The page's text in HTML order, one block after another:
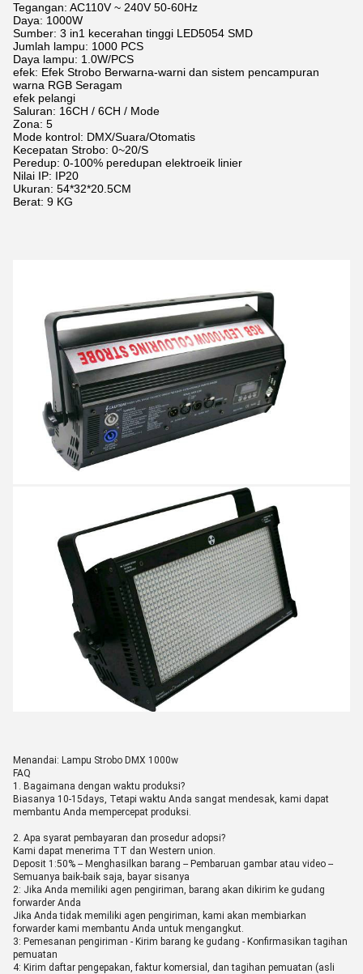
Tegangan: AC110V ~ 240V 50-60Hz
Daya: 1000W
Sumber: 3 in1 kecerahan tinggi LED5054 SMD
Jumlah lampu: 1000 PCS
Daya lampu: 1.0W/PCS
efek: Efek Strobo Berwarna-warni dan sistem pencampuran
warna RGB Seragam
efek pelangi
Saluran: 16CH / 6CH / Mode
Zona: 5
Mode kontrol: DMX/Suara/Otomatis
Kecepatan Strobo: 0~20/S
Peredup: 0-100% peredupan elektroeik linier
Nilai IP: IP20
Ukuran: 54*32*20.5CM
Berat: 9 KG
Menandai: Lampu Strobo DMX 1000w
FAQ
1. Bagaimana dengan waktu produksi?
Biasanya 10-15days, Tetapi waktu Anda sangat mendesak, kami dapat
membantu Anda mempercepat produksi.
2. Apa syarat pembayaran dan prosedur adopsi?
Kami dapat menerima TT dan Western union.
Deposit 1:50% -- Menghasilkan barang -- Pembaruan gambar atau video --
Semuanya baik-baik saja, bayar sisanya
2: Jika Anda memiliki agen pengiriman, barang akan dikirim ke gudang
forwarder Anda
Jika Anda tidak memiliki agen pengiriman, kami akan membiarkan
forwarder kami membantu Anda untuk mengangkut.
3: Pemesanan pengiriman - Kirim barang ke gudang - Konfirmasikan tagihan
pemuatan
4: Kirim daftar pengepakan, faktur komersial, dan tagihan pemuatan (asli